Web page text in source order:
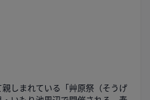
しまれている「艸原祭（そうげ